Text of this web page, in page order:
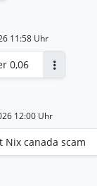
11:58 Uhr
0,06
12:00 Uhr
Nix canada scam